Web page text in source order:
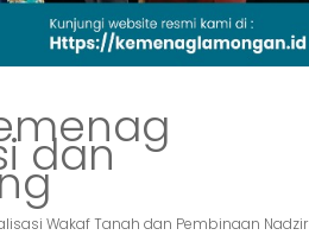
dan
Wakaf Tanah dan Pembinaan Nadzir